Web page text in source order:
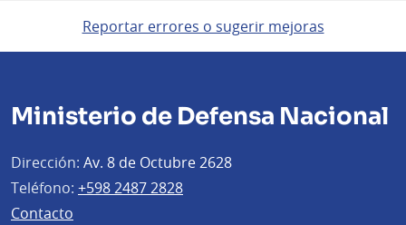
Reportar errores o sugerir mejoras
Ministerio de Defensa Nacional
Dirección: Av. 8 de Octubre 2628
Teléfono: +598 2487 2828
Contacto